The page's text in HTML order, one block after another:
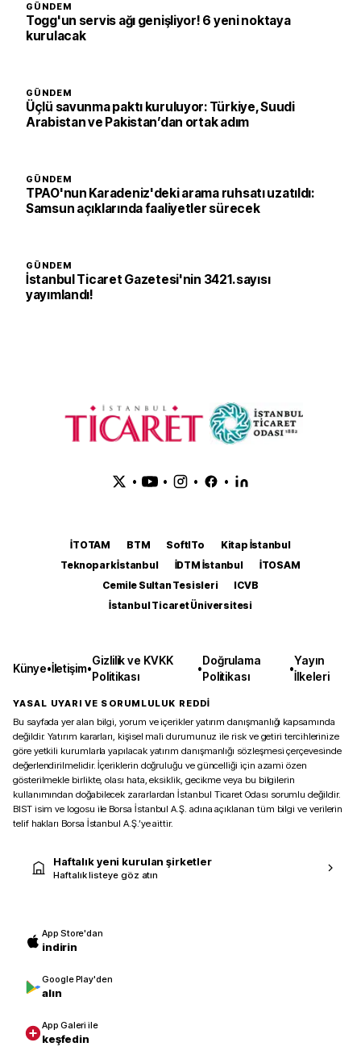
GÜNDEM
Togg'un servis ağı genişliyor! 6 yeni noktaya
kurulacak
GÜNDEM
Üçlü savunma paktı kuruluyor: Türkiye, Suudi
Arabistan ve Pakistan’dan ortak adım
GÜNDEM
TPAO'nun Karadeniz'deki arama ruhsatı uzatıldı:
Samsun açıklarında faaliyetler sürecek
GÜNDEM
İstanbul Ticaret Gazetesi'nin 3421. sayısı
yayımlandı!
• • • •
İTOTAM BTM SoftITo
Kitap İstanbul
Teknopark İstanbul
İDTM İstanbul
İTOSAM
Cemile Sultan Tesisleri
ICVB
İstanbul Ticaret Üniversitesi
Künye•İletişim•
Gizlilik ve KVKK
Politikası
•
Doğrulama
Politikası
•
Yayın
İlkeleri
YASAL UYARI VE SORUMLULUK REDDİ
Bu sayfada yer alan bilgi, yorum ve içerikler yatırım danışmanlığı kapsamında
değildir. Yatırım kararları, kişisel mali durumunuz ile risk ve getiri tercihlerinize
göre yetkili kurumlarla yapılacak yatırım danışmanlığı sözleşmesi çerçevesinde
değerlendirilmelidir. İçeriklerin doğruluğu ve güncelliği için azami özen
gösterilmekle birlikte, olası hata, eksiklik, gecikme veya bu bilgilerin
kullanımından doğabilecek zararlardan İstanbul Ticaret Odası sorumlu değildir.
BIST isim ve logosu ile Borsa İstanbul A.Ş. adına açıklanan tüm bilgi ve verilerin
telif hakları Borsa İstanbul A.Ş.’ye aittir.
Haftalık yeni kurulan şirketler
Haftalık listeye göz atın
App Store'dan
indirin
Google Play'den
alın
App Galeri ile
keşfedin